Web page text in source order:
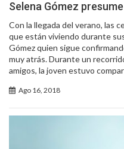
Selena Gómez
Con la llegada del verano, las
que están viviendo durante
Gómez quien sigue
muy atrás. Durante un
amigos, la joven estuvo
Ago 16, 2018